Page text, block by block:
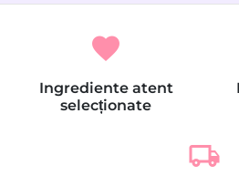
favorite
Ingrediente atent
selecționate
local_shipping